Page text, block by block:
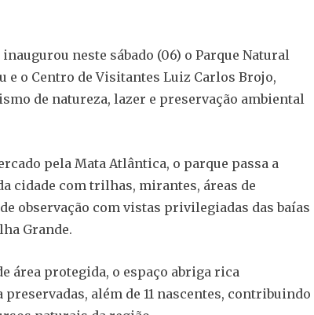
neste sábado (06) o Parque Natural
e o Centro de Visitantes Luiz Carlos Brojo,
de natureza, lazer e preservação ambiental
pela Mata Atlântica, o parque passa a
cidade com trilhas, mirantes, áreas de
observação com vistas privilegiadas das baías
Grande.
área protegida, o espaço abriga rica
além de 11 nascentes, contribuindo